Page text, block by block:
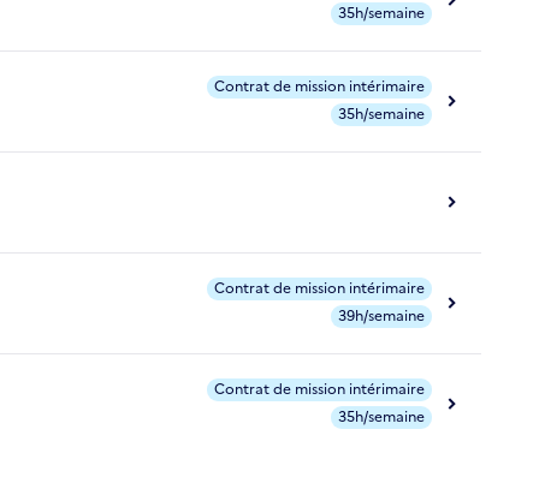
35h/semaine
Contrat de mission intérimaire
35h/semaine
Contrat de mission intérimaire
39h/semaine
Contrat de mission intérimaire
35h/semaine